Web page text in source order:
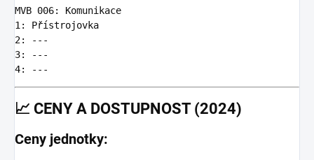
MVB 006:
Komunikace
1 :
Přístrojovka
2:
---
3:
---
4: ---
📈 CENY A DOSTUPNOST (2024)
Ceny jednotky: